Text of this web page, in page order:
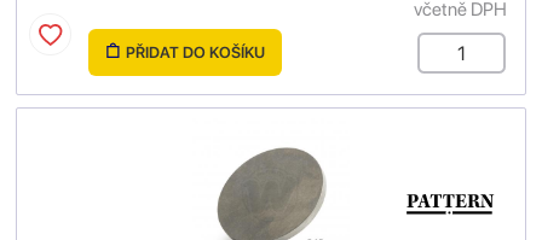
včetně DPH
PŘIDAT DO KOŠÍKU